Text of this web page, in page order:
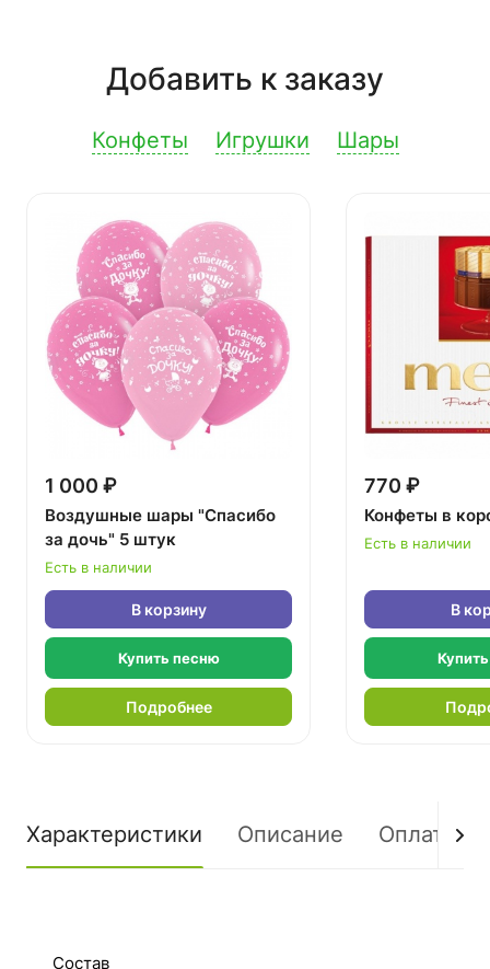
Добавить к заказу
Конфеты Игрушки Шары
1 000 ₽
Воздушные шары "Спасибо
за дочь" 5 штук
Есть в наличии
В корзину
Купить песню
Подробнее
770 ₽
Конфеты в
Есть в наличии
В
Характеристики Описание Оплата
Состав